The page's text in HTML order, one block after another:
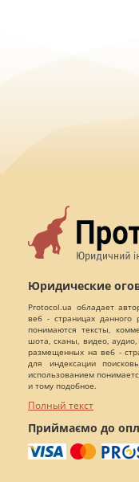
Юридические
Protocol.ua обладает
веб - страницах данного
понимаются тексты,
шота, сканы, видео,
размещенных на веб -
для индексации
использованием
и тому подобное.
Полный текст
Приймаємо до